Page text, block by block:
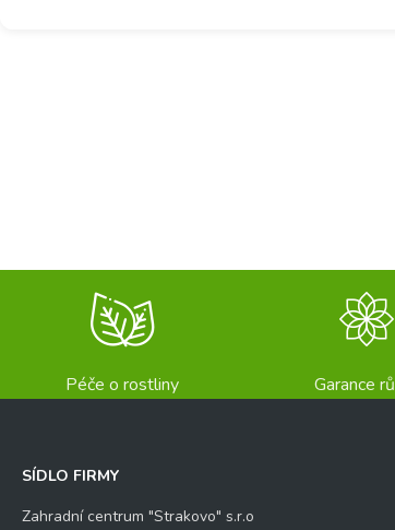
Péče o rostliny Garance
SÍDLO FIRMY
Zahradní centrum "Strakovo" s.r.o